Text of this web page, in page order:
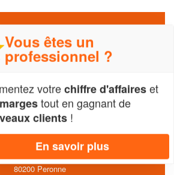
VAIS HERMAN
27 Rue Saint-sauveur
SAGE LUIDGI
27 Rue Saint-sauveur
80200 Peronne
Vous êtes un
professionnel ?
votrechiffre d'affaireset
margestout en gagnant de
clients !
En savoir plus